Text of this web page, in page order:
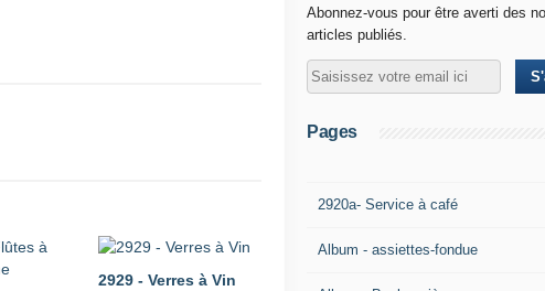
2929 - Verres à Vin
Abonnez-vous pour être averti des
articles publiés.
Pages
2920a- Service à café
Album - assiettes-fondue